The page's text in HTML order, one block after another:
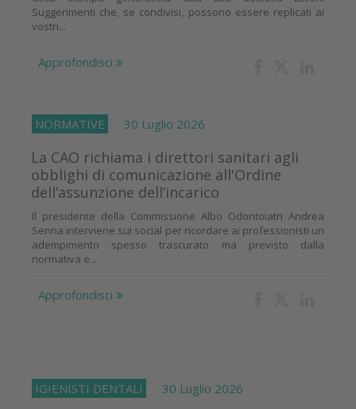
Suggerimenti che, se condivisi, possono essere replicati ai
vostri...
Approfondisci
NORMATIVE 30 Luglio 2026
La CAO richiama i direttori sanitari agli
obblighi di comunicazione all'Ordine
dell’assunzione dell’incarico
Il presidente della Commissione Albo Odontoiatri Andrea
Senna interviene sui social per ricordare ai professionisti un
adempimento spesso trascurato ma previsto dalla
normativa e...
Approfondisci
IGIENISTI DENTALI 30 Luglio 2026